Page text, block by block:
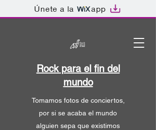
Únete a la app
Tomamos fotos de conciertos,
por si se acaba el mundo
alguien sepa que existimos
Rock para el fin del
mundo